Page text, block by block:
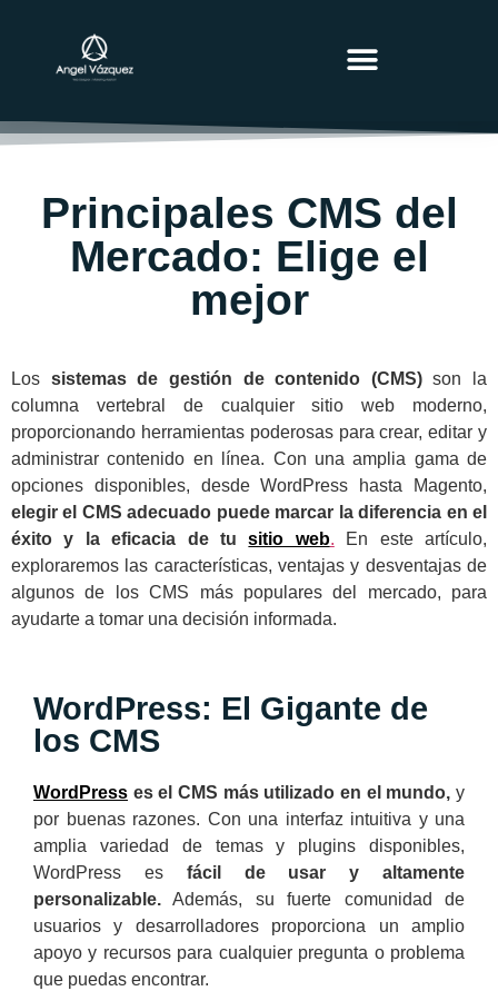
Principales CMS del
Mercado: Elige el
mejor
Los sistemas de gestión de contenido (CMS)son la
columna vertebral de cualquier sitio web moderno,
proporcionando herramientas poderosas para crear, editar y
administrar contenido en línea. Con una amplia gama de
opciones disponibles, desde WordPress hasta Magento,
elegir el CMS adecuado puede marcar la diferencia en el
éxito y la eficacia de tusitio web. En este artículo,
exploraremos las características, ventajas y desventajas de
algunos de los CMS más populares del mercado, para
ayudarte a tomar una decisión informada.
WordPress: El Gigante de
los CMS
WordPress es el CMS más utilizado en el mundo, y
por buenas razones. Con una interfaz intuitiva y una
amplia variedad de temas y plugins disponibles,
WordPress es fácil de usar y altamente
personalizable. Además, su fuerte comunidad de
usuarios y desarrolladores proporciona un amplio
apoyo y recursos para cualquier pregunta o problema
que puedas encontrar.